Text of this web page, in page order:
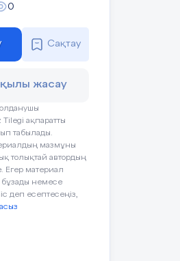
0
Сақтау
жасау
ақпаратты
табылады.
мазмұны
толықтай автордың
Егер материал
бұзады немесе
деп есептесеңіз,